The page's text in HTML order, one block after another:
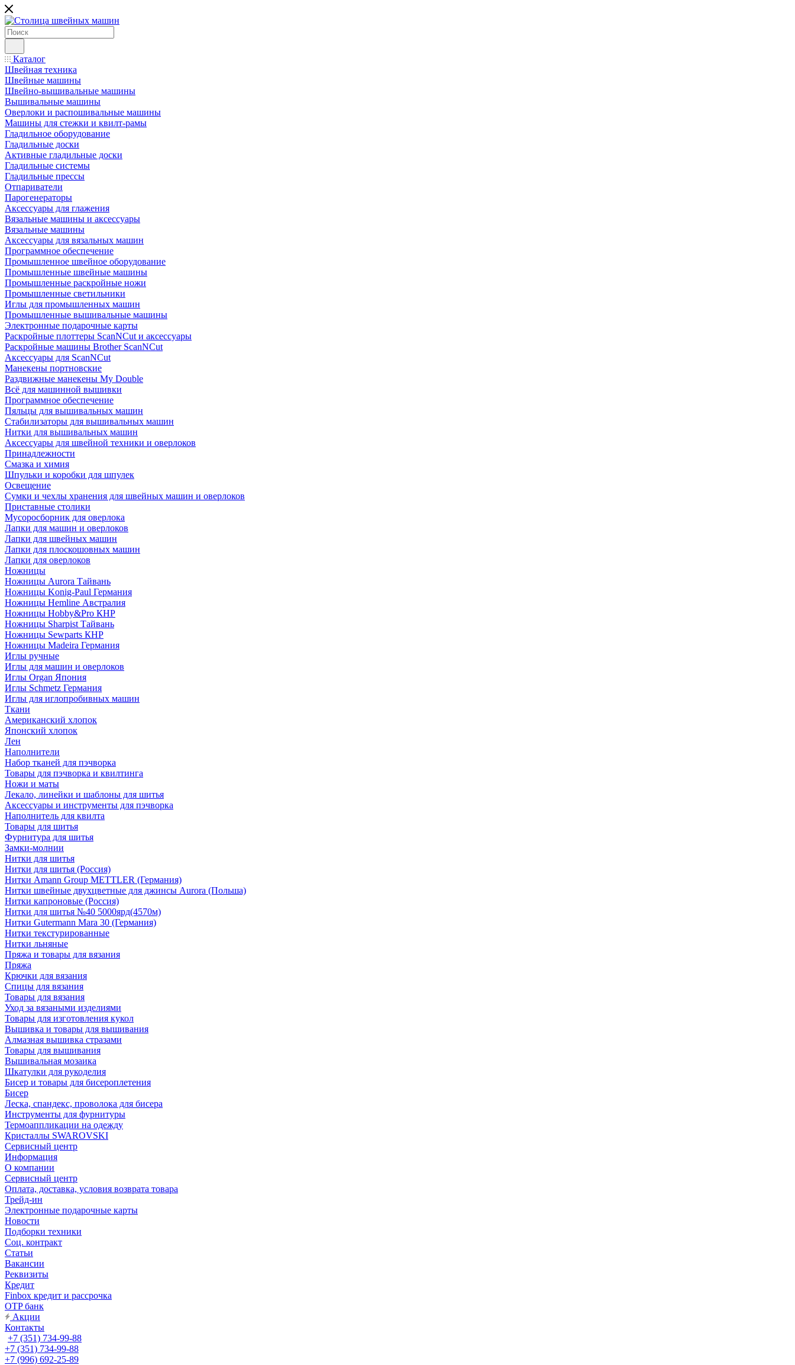
Каталог
Швейная техника
Швейные машины
Швейно-вышивальные машины
Вышивальные машины
Оверлоки и распошивальные машины
Машины для стежки и квилт-рамы
Гладильное оборудование
Гладильные доски
Активные гладильные доски
Гладильные системы
Гладильные прессы
Отпариватели
Парогенераторы
Аксессуары для глажения
Вязальные машины и аксессуары
Вязальные машины
Аксессуары для вязальных машин
Программное обеспечение
Промышленное швейное оборудование
Промышленные швейные машины
Промышленные раскройные ножи
Промышленные светильники
Иглы для промышленных машин
Промышленные вышивальные машины
Электронные подарочные карты
Раскройные плоттеры ScanNCut и аксессуары
Раскройные машины Brother ScanNCut
Аксессуары для ScanNCut
Манекены портновские
Раздвижные манекены My Double
Всё для машинной вышивки
Программное обеспечение
Пяльцы для вышивальных машин
Стабилизаторы для вышивальных машин
Нитки для вышивальных машин
Аксессуары для швейной техники и оверлоков
Принадлежности
Смазка и химия
Шпульки и коробки для шпулек
Освещение
Сумки и чехлы хранения для швейных машин и оверлоков
Приставные столики
Мусоросборник для оверлока
Лапки для машин и оверлоков
Лапки для швейных машин
Лапки для плоскошовных машин
Лапки для оверлоков
Ножницы
Ножницы Aurora Тайвань
Ножницы Konig-Paul Германия
Ножницы Hemline Австралия
Ножницы Hobby&Pro КНР
Ножницы Sharpist Тайвань
Ножницы Sewparts КНР
Ножницы Madeira Германия
Иглы ручные
Иглы для машин и оверлоков
Иглы Organ Япония
Иглы Schmetz Германия
Иглы для иглопробивных машин
Ткани
Американский хлопок
Японский хлопок
Лен
Наполнители
Набор тканей для пэчворка
Товары для пэчворка и квилтинга
Ножи и маты
Лекало, линейки и шаблоны для шитья
Аксессуары и инструменты для пэчворка
Наполнитель для квилта
Товары для шитья
Фурнитура для шитья
Замки-молнии
Нитки для шитья
Нитки для шитья (Россия)
Нитки Amann Group METTLER (Германия)
Нитки швейные двухцветные для джинсы Aurora (Польша)
Нитки капроновые (Россия)
Нитки для шитья №40 5000ярд(4570м)
Нитки Gutermann Mara 30 (Германия)
Нитки текстурированные
Нитки льняные
Пряжа и товары для вязания
Пряжа
Крючки для вязания
Спицы для вязания
Товары для вязания
Уход за вязаными изделиями
Товары для изготовления кукол
Вышивка и товары для вышивания
Алмазная вышивка стразами
Товары для вышивания
Вышивальная мозаика
Шкатулки для рукоделия
Бисер и товары для бисероплетения
Бисер
Леска, спандекс, проволока для бисера
Инструменты для фурнитуры
Термоаппликации на одежду
Кристаллы SWAROVSKI
Сервисный центр
Информация
О компании
Сервисный центр
Оплата, доставка, условия возврата товара
Трейд-ин
Электронные подарочные карты
Новости
Подборки техники
Соц. контракт
Статьи
Вакансии
Реквизиты
Кредит
Finbox кредит и рассрочка
OTP банк
Акции
Контакты
+7 (351) 734-99-88
+7 (351) 734-99-88
+7 (996) 692-25-89